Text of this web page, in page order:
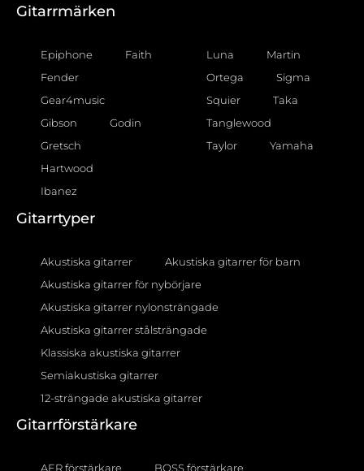
Gitarrmärken
Epiphone
Faith
Fender
Gear4music
Gibson
Godin
Gretsch
Hartwood
Ibanez
Luna
Martin
Ortega
Sigma
Squier
Taka
Tanglewood
Taylor
Yamaha
Gitarrtyper
Akustiska gitarrer
Akustiska gitarrer för barn
Akustiska gitarrer för nybörjare
Akustiska gitarrer nylonsträngade
Akustiska gitarrer stålsträngade
Klassiska akustiska gitarrer
Semiakustiska gitarrer
12-strängade akustiska gitarrer
Gitarrförstärkare
AER förstärkare BOSS förstärkare